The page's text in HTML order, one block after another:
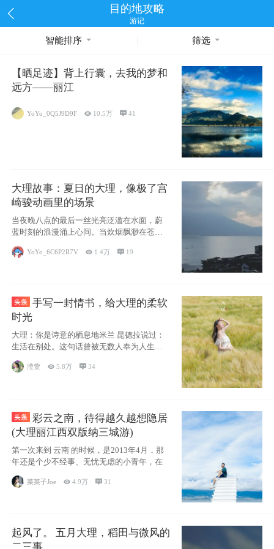
目的地攻略
游记
智能排序 筛选
【晒足迹】背上行囊，去我的梦和
远方——丽江
YoYo_0Q5J9D9F  10.5万 41
大理故事：夏日的大理，像极了宫
崎骏动画里的场景
当夜晚八点的最后一丝光亮泛滥在水面，蔚
蓝时刻的浪漫涌上心间。当炊烟飘渺在苍山
YoYo_6C6P2R7V  1.4万  19
手写一封情书，给大理的柔软
时光
大理：你是诗意的栖息地米兰 昆德拉说过：
生活在别处。这句话曾被无数人奉为人生信
条，并
滢萱 5.8万 34
彩云之南，待得越久越想隐居
(大理丽江西双版纳三城游)
第一次来到 云南 的时候，是2013年4月，那
年还是个少不经事、无忧无虑的小青年，在
菜菜子Joe 4.9万  31
起风了。 五月大理，稻田与微风的